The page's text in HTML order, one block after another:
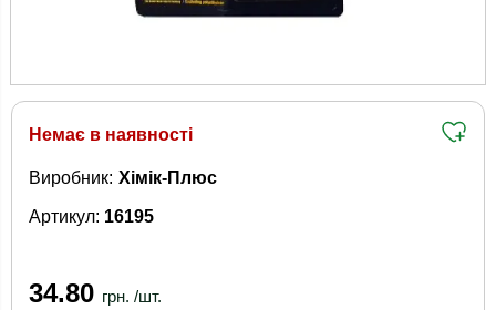
Немає в наявності
Артикул: 16195
Виробник: Хімік-Плюс
34.80 грн. /шт.